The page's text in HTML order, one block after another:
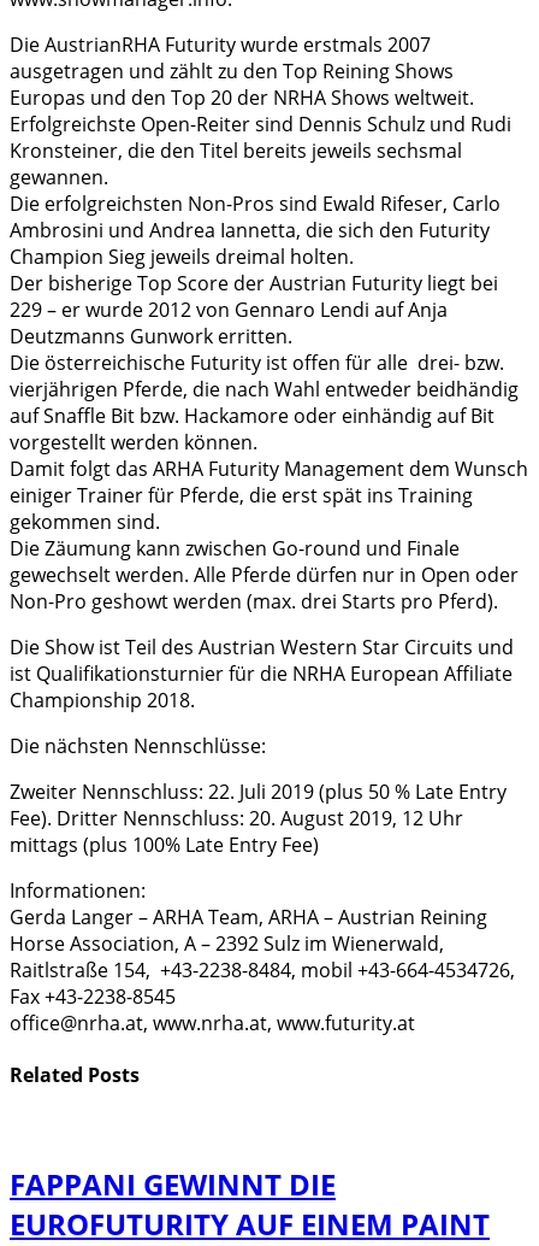
Die AustrianRHA Futurity wurde erstmals 2007
ausgetragen und zählt zu den Top Reining Shows
Europas und den Top 20 der NRHA Shows weltweit.
Erfolgreichste Open-Reiter sind Dennis Schulz und Rudi
Kronsteiner, die den Titel bereits jeweils sechsmal
gewannen.
Die erfolgreichsten Non-Pros sind Ewald Rifeser, Carlo
Ambrosini und Andrea Iannetta, die sich den Futurity
Champion Sieg jeweils dreimal holten.
Der bisherige Top Score der Austrian Futurity liegt bei
229 – er wurde 2012 von Gennaro Lendi auf Anja
Deutzmanns Gunwork erritten.
Die österreichische Futurity ist offen für alle drei- bzw.
vierjährigen Pferde, die nach Wahl entweder beidhändig
auf Snaffle Bit bzw. Hackamore oder einhändig auf Bit
vorgestellt werden können.
Damit folgt das ARHA Futurity Management dem Wunsch
einiger Trainer für Pferde, die erst spät ins Training
gekommen sind.
Die Zäumung kann zwischen Go-round und Finale
gewechselt werden. Alle Pferde dürfen nur in Open oder
Non-Pro geshowt werden (max. drei Starts pro Pferd).
Die Show ist Teil des Austrian Western Star Circuits und
ist Qualifikationsturnier für die NRHA European Affiliate
Championship 2018.
Die nächsten Nennschlüsse:
Zweiter Nennschluss: 22. Juli 2019 (plus 50 % Late Entry
Fee). Dritter Nennschluss: 20. August 2019, 12 Uhr
mittags (plus 100% Late Entry Fee)
Informationen:
Gerda Langer – ARHA Team, ARHA – Austrian Reining
Horse Association, A – 2392 Sulz im Wienerwald,
Raitlstraße 154, +43-2238-8484, mobil +43-664-4534726,
Fax +43-2238-8545
office@nrha.at, www.nrha.at, www.futurity.at
Related Posts
FAPPANI GEWINNT DIE
EUROFUTURITY AUF EINEM PAINT